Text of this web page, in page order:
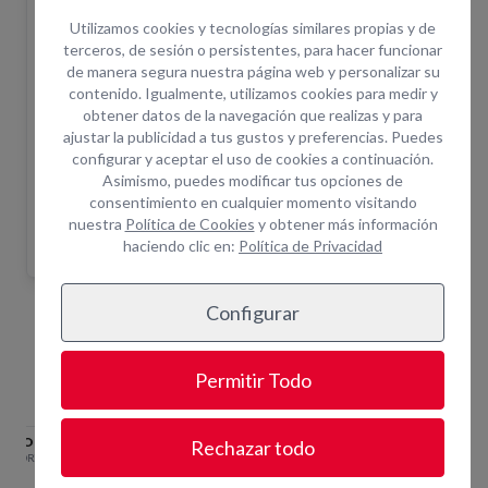
del equipo. Una vez realizada la solicitud un
asesor le confirmará disponibilidad.
¿Cuántas horas incluye el alquiler?+ info
¿Por qué alquilar en Opein?
Trabajamos primeras marcas del mercado.
Más de 200 empleados para darte el soporte que
necesitas.
Asistencia técnica in situ y servicio de combustible.
Equipos Relacionados
CORTADORA DE CADENA
CORTADORA MANUAL
400MM
Utilizamos cookies y tecnologías similares propias y de
terceros, de sesión o persistentes, para hacer funcionar
de manera segura nuestra página web y personalizar su
contenido. Igualmente, utilizamos cookies para medir y
obtener datos de la navegación que realizas y para
ajustar la publicidad a tus gustos y preferencias. Puedes
configurar y aceptar el uso de cookies a continuación.
Asimismo, puedes modificar tus opciones de
consentimiento en cualquier momento visitando
nuestra Política de Cookies y obtener más información
haciendo clic en: Política de Privacidad
Configurar
Permitir Todo
Rechazar todo